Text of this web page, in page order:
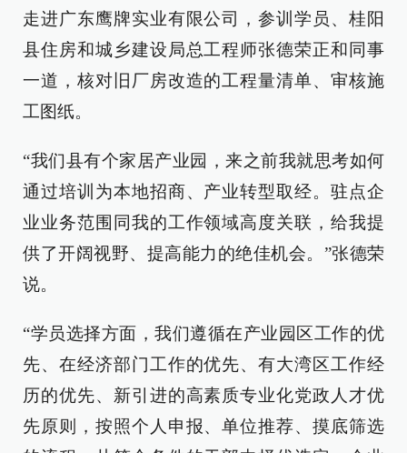
走进广东鹰牌实业有限公司，参训学员、桂阳
县住房和城乡建设局总工程师张德荣正和同事
一道，核对旧厂房改造的工程量清单、审核施
工图纸。
“我们县有个家居产业园，来之前我就思考如何
通过培训为本地招商、产业转型取经。驻点企
业业务范围同我的工作领域高度关联，给我提
供了开阔视野、提高能力的绝佳机会。”张德荣
说。
“学员选择方面，我们遵循在产业园区工作的优
先、在经济部门工作的优先、有大湾区工作经
历的优先、新引进的高素质专业化党政人才优
先原则，按照个人申报、单位推荐、摸底筛选